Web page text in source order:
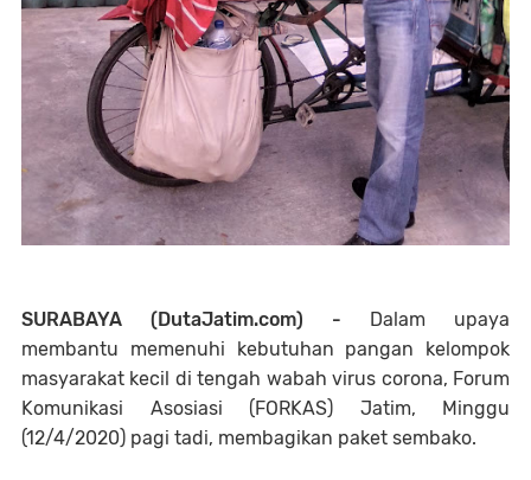
SURABAYA (DutaJatim.com) -
Dalam upaya
membantu memenuhi kebutuhan pangan kelompok
masyarakat kecil di tengah wabah virus corona, Forum
Komunikasi Asosiasi (FORKAS) Jatim, Minggu
(12/4/2020) pagi tadi, membagikan paket sembako.